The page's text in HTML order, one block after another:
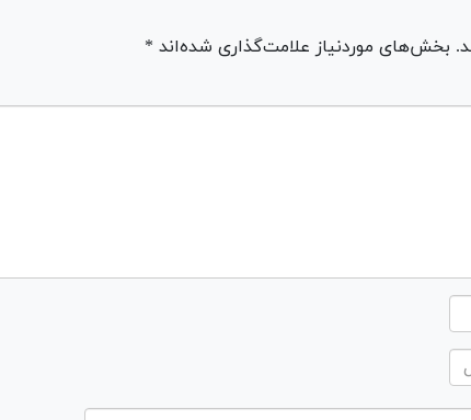
بخش‌های موردنیاز علامت‌گذاری شده‌اند *